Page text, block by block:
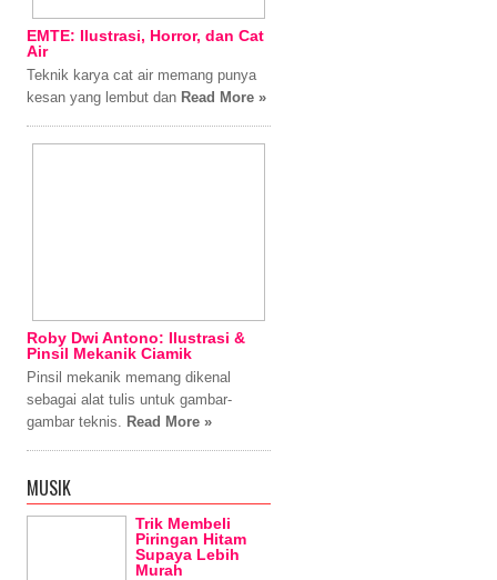
EMTE: Ilustrasi, Horror, dan Cat
Air
Teknik karya cat air memang punya
kesan yang lembut dan Read More »
Roby Dwi Antono: Ilustrasi &
Pinsil Mekanik Ciamik
Pinsil mekanik memang dikenal
sebagai alat tulis untuk gambar-
gambar teknis. Read More »
MUSIK
Trik Membeli
Piringan Hitam
Supaya Lebih
Murah